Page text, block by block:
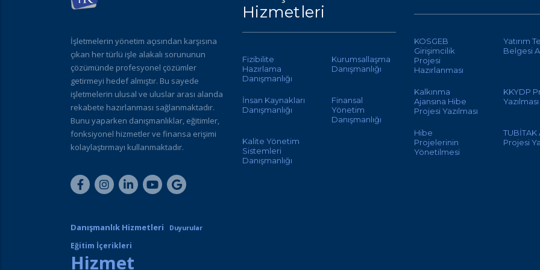
İşletmelerin yönetim açısından karşısına
çıkan her türlü işle alakalı sorununun
çözümünde profesyonel çözümler
getirmeyi hedef almıştır. Bu sayede
işletmelerin ulusal ve uluslar arası alanda
rekabete hazırlanması sağlanmaktadır.
Bunu yaparken danışmanlıklar, eğitimler,
fonksiyonel hizmetler ve finansa erişimi
kolaylaştırmayı kullanmaktadır.
Danışmanlık Hizmetleri Duyurular
Eğitim İçerikleri
Hizmet
Hizmetleri
Fizibilite
Hazırlama
Danışmanlığı
Kurumsallaşma
Danışmanlığı
İnsan Kaynakları
Danışmanlığı
Finansal
Yönetim
Danışmanlığı
Kalite Yönetim
Sistemleri
Danışmanlığı
KOSGEB
Girişimcilik
Projesi
Hazırlanması
Yatırım
Belgesi
Kalkınma
Ajansına Hibe
Projesi Yazılması
KKYDP
Yazılması
Hibe
Projelerinin
Yönetilmesi
TUBİTAK
Projesi